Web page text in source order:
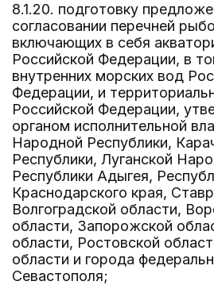
8.1.20. подготовку
согласовании перечней
включающих в себя
Российской Федерации, в
внутренних морских вод
Федерации, и
Российской Федерации,
органом исполнительной
Народной Республики,
Республики, Луганской
Республики Адыгея,
Краснодарского края,
Волгоградской области,
области, Запорожской
области, Ростовской
области и города
Севастополя;